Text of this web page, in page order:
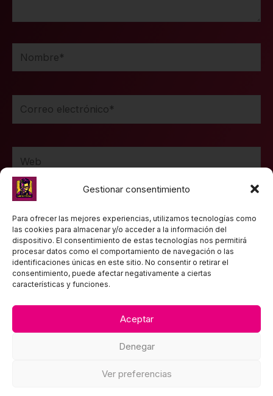
Gestionar consentimiento
Para ofrecer las mejores experiencias, utilizamos tecnologías como
las cookies para almacenar y/o acceder a la información del
dispositivo. El consentimiento de estas tecnologías nos permitirá
procesar datos como el comportamiento de navegación o las
identificaciones únicas en este sitio. No consentir o retirar el
consentimiento, puede afectar negativamente a ciertas
características y funciones.
Aceptar
Denegar
Ver preferencias
Nombre*
Correo
electrónico*
Web
Guarda mi nombre, correo electrónico y web en
este navegador para la próxima vez que comente.
TEXTOS LEGALES